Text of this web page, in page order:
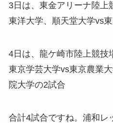
3日は、東金アリーナ陸上
東洋大学、順天堂大学vs
4日は、龍ケ崎市陸上競技
東京学芸大学vs東京農業
院大学の2試合
合計4試合ですね。浦和レ